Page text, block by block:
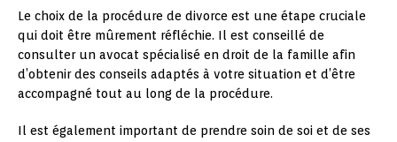
Le choix de la procédure de divorce est une étape cruciale
qui doit être mûrement réfléchie. Il est conseillé de
consulter un avocat spécialisé en droit de la famille afin
d’obtenir des conseils adaptés à votre situation et d’être
accompagné tout au long de la procédure.
Il est également important de prendre soin de soi et de ses